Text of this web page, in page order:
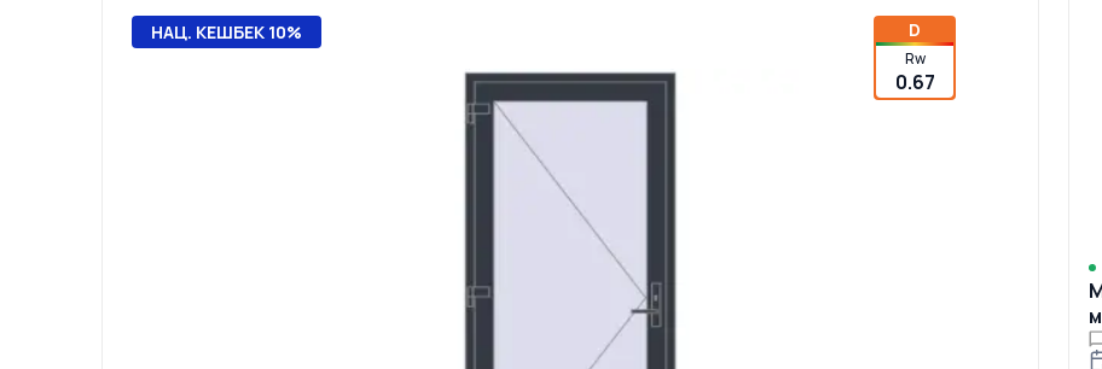
НАЦ. КЕШБЕК 10% D
Rw
0.67